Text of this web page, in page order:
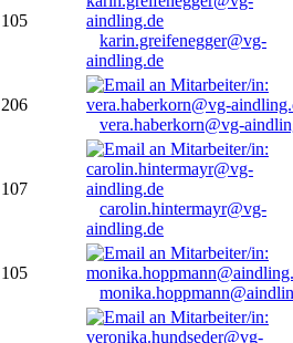
105
karin.greifenegger@vg-
aindling.de
206
vera.haberkorn@vg-
107
carolin.hintermayr@vg-
aindling.de
105